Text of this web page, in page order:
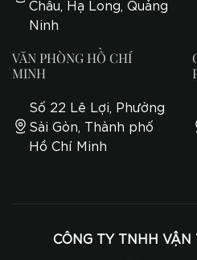
Châu, Hạ Long, Quảng
Ninh
VĂN PHÒNG HỒ CHÍ
MINH
Số 22 Lê Lợi, Phường
Sài Gòn, Thành phố
Hồ Chí Minh
CÔNG TY TNHH